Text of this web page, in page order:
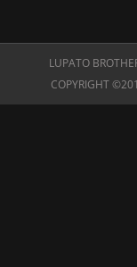
LUPATO
COPYRIGHT